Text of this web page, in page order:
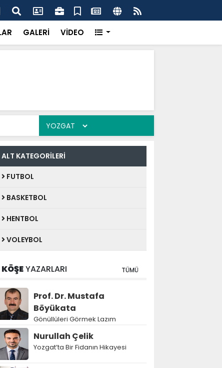
“Tek Çatı” mesajı
GALERİ VİDEO
ALT KATEGORİLERİ
FUTBOL
BASKETBOL
HENTBOL
VOLEYBOL
KÖŞEYAZARLARI TÜMÜ
Prof. Dr. Mustafa
Böyükata
Gönüllüleri Görmek Lazım
Nurullah Çelik
Yozgat’ta Bir Fidanın Hikayesi